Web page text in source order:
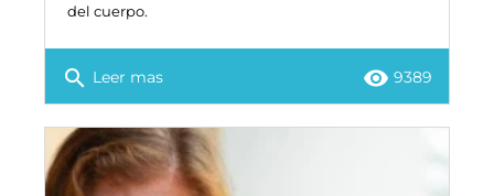
del cuerpo.
search Leer mas remove_red_eye 9389